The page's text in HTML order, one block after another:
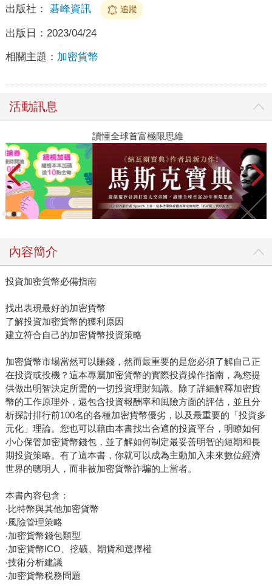
出版社： 碁峰資訊 追蹤
出版日： 2023/04/24
相關主題： 加密貨幣
活動訊息
讀懂全球首富極限思維
內容簡介
投資加密貨幣必備指南
找出表現最好的加密貨幣
了解投資加密貨幣的獲利原因
建立符合自己的加密貨幣投資策略
加密貨幣市場當然可以賺錢，然而最重要的是您必須了解自己正
在投資或投機？這本專屬加密貨幣的實際投資操作指南，為您提
供做出明智決定所需的一切投資理財知識。除了詳細解釋加密貨
幣的工作原理外，還包含投資報酬率和風險方面的評估，並且分
析探討排行前100名的各種加密貨幣優劣，以及最重要的「投資多
元化」理論。您也可以藉由本書找出合適的投資平台，明瞭如何
小心保管加密貨幣錢包，並了解如何制定最妥善明智的短期和長
期投資策略。有了這本書，你就可以成為主動加入未來數位經濟
世界的聰明人，而非被加密貨幣詐騙的上當者。
本書內容包含：
‧比特幣與其他加密貨幣
‧風險管理策略
‧加密貨幣錢包類型
‧加密貨幣ICO、挖礦、期貨和選擇權
‧技術分析建議
‧加密貨幣税務問題